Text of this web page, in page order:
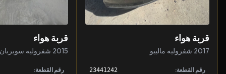
قربة هواء
2017 شفروليه ماليبو
رقم القطعة: 23441242
قربة هواء
2015 شفروليه سوبربان
رقم القطعة: